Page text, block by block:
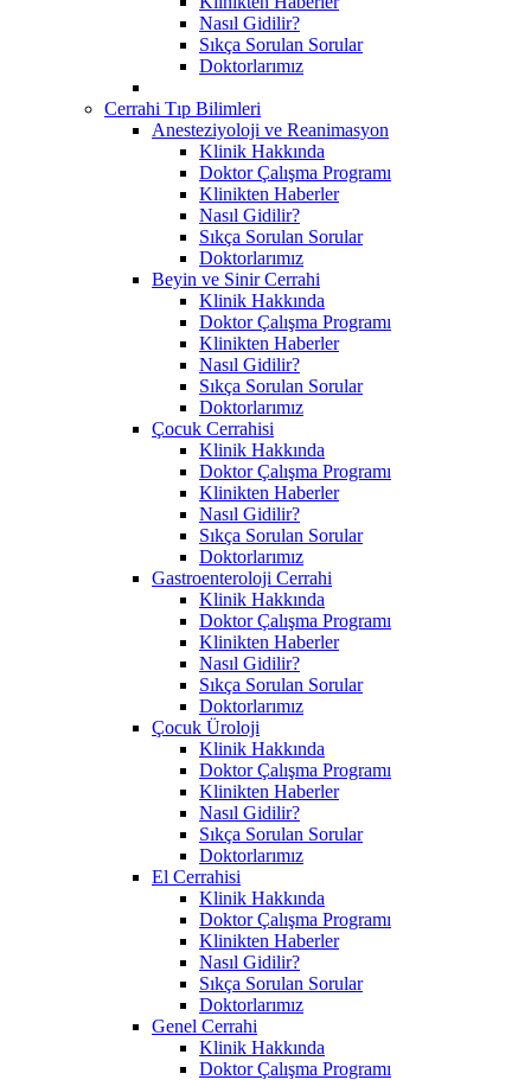
Nasıl Gidilir?
Sıkça Sorulan Sorular
Doktorlarımız
Cerrahi Tıp Bilimleri
Anesteziyoloji ve Reanimasyon
Klinik Hakkında
Doktor Çalışma Programı
Klinikten Haberler
Nasıl Gidilir?
Sıkça Sorulan Sorular
Doktorlarımız
Beyin ve Sinir Cerrahi
Klinik Hakkında
Doktor Çalışma Programı
Klinikten Haberler
Nasıl Gidilir?
Sıkça Sorulan Sorular
Doktorlarımız
Çocuk Cerrahisi
Klinik Hakkında
Doktor Çalışma Programı
Klinikten Haberler
Nasıl Gidilir?
Sıkça Sorulan Sorular
Doktorlarımız
Gastroenteroloji Cerrahi
Klinik Hakkında
Doktor Çalışma Programı
Klinikten Haberler
Nasıl Gidilir?
Sıkça Sorulan Sorular
Doktorlarımız
Çocuk Üroloji
Klinik Hakkında
Doktor Çalışma Programı
Klinikten Haberler
Nasıl Gidilir?
Sıkça Sorulan Sorular
Doktorlarımız
El Cerrahisi
Klinik Hakkında
Doktor Çalışma Programı
Klinikten Haberler
Nasıl Gidilir?
Sıkça Sorulan Sorular
Doktorlarımız
Genel Cerrahi
Klinik Hakkında
Doktor Çalışma Programı